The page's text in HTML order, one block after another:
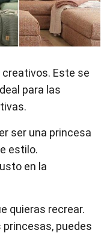
Este se
para las
ser una princesa
estilo.
en la
quieras recrear.
princesas, puedes